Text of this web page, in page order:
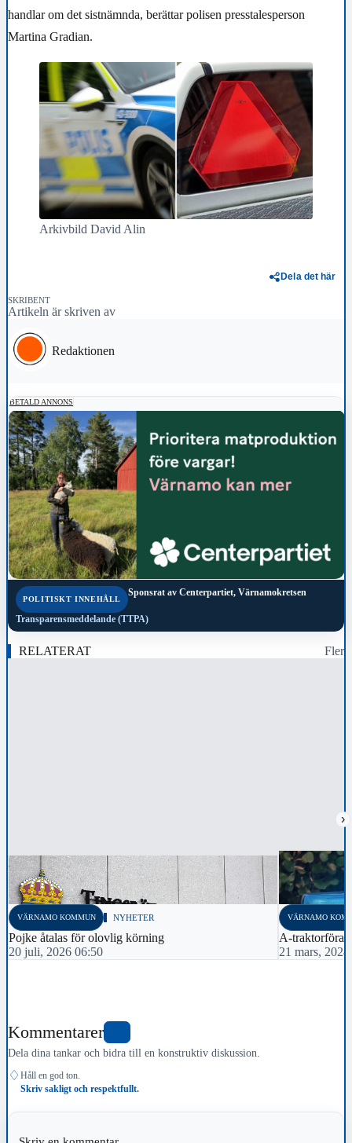
handlar om det sistnämnda, berättar polisen presstalesperson
Martina Gradian.
Arkivbild David Alin
Dela det här
SKRIBENT
Artikeln är skriven av
Redaktionen
BETALD ANNONS
POLITISKT INNEHÅLL
Sponsrat av Centerpartiet, Värnamokretsen
Transparensmeddelande (TTPA)
RELATERAT Fler
›
VÄRNAMO KOMMUN NYHETER
Pojke åtalas för olovlig körning
20 juli, 2026 06:50
VÄRNAMO
A-
21 mars,
Kommentarer
Dela dina tankar och bidra till en konstruktiv diskussion.
♢ Håll en god ton.
Skriv sakligt och respektfullt.